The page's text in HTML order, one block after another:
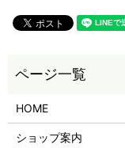
HOME
ショップ案内